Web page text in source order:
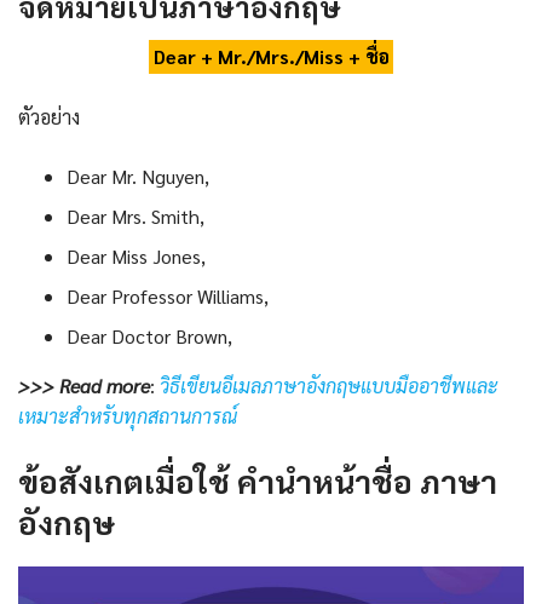
Dear + Mr./Mrs./Miss + ชื่อ
ตัวอย่าง
Dear Mr. Nguyen,
Dear Mrs. Smith,
Dear Miss Jones,
Dear Professor Williams,
Dear Doctor Brown,
>>> Read more: วิธีเขียนอีเมลภาษาอังกฤษแบบมืออาชีพและ
เหมาะสำหรับทุกสถานการณ์
ข้อสังเกตเมื่อใช้คํานําหน้าชื่อ ภาษา
อังกฤษ